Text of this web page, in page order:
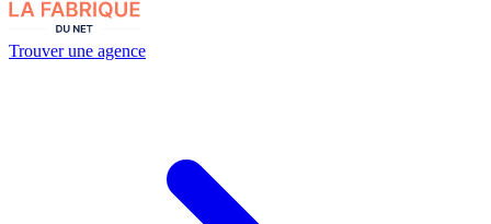
Trouver une agence